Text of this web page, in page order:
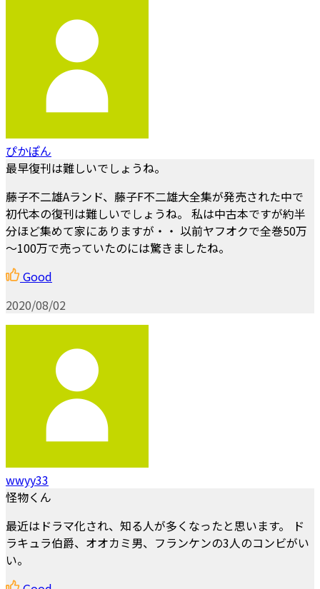
ぴかぽん
最早復刊は難しいでしょうね。
藤子不二雄Aランド、藤子F不二雄大全集が発売された中で
初代本の復刊は難しいでしょうね。 私は中古本ですが約半
分ほど集めて家にありますが・・ 以前ヤフオクで全巻50万
～100万で売っていたのには驚きましたね。
Good
2020/08/02
wwyy33
怪物くん
最近はドラマ化され、知る人が多くなったと思います。 ド
ラキュラ伯爵、オオカミ男、フランケンの3人のコンビがい
い。